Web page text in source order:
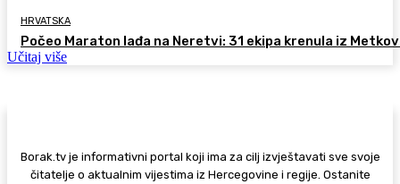
HRVATSKA
Počeo Maraton lađa na Neretvi: 31 ekipa krenula iz
Učitaj više
Borak.tv je informativni portal koji ima za cilj izvještavati sve svoje
čitatelje o aktualnim vijestima iz Hercegovine i regije. Ostanite